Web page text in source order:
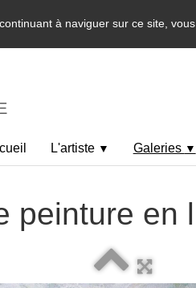
à naviguer sur ce site,
L'artiste ▼ Galeries ▼
peinture en